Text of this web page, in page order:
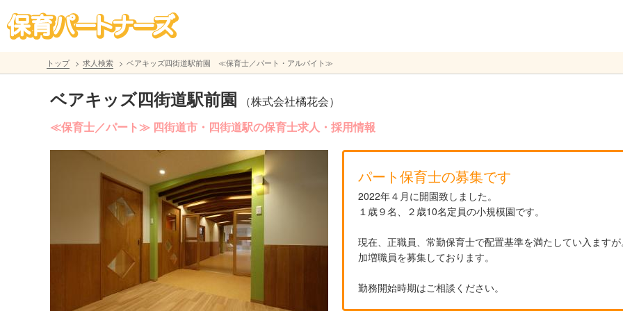
トップ 求人検索 ベアキッズ四街道駅前園 ≪保育士／パート・アルバイト≫
ベアキッズ四街道駅前園 （株式会社橘花会）
≪保育士／パート≫ 四街道市・四街道駅の保育士求人・採用情報
パート保育士の募集です
2022年４月に開園致しました。
１歳９名、２歳10名定員の小規模園です。
現在、正職員、常勤保育士で配置基準を満たしてい入ます
加増職員を募集しております。
勤務開始時期はご相談ください。